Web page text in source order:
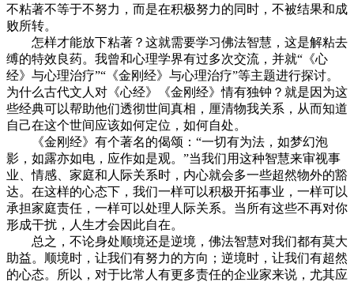
不粘著不等于不努力，而是在积极努力的同时，不被结果和成
败所转。
怎样才能放下粘著？这就需要学习佛法智慧，这是解粘去
缚的特效良药。我曾和心理学界有过多次交流，并就“《心
经》与心理治疗”“《金刚经》与心理治疗”等主题进行探讨。
为什么古代文人对《心经》《金刚经》情有独钟？就是因为这
些经典可以帮助他们透彻世间真相，厘清物我关系，从而知道
自己在这个世间应该如何定位，如何自处。
《金刚经》有个著名的偈颂：“一切有为法，如梦幻泡
影，如露亦如电，应作如是观。”当我们用这种智慧来审视事
业、情感、家庭和人际关系时，内心就会多一些超然物外的豁
达。在这样的心态下，我们一样可以积极开拓事业，一样可以
承担家庭责任，一样可以处理人际关系。当所有这些不再对你
形成干扰，人生才会因此自在。
总之，不论身处顺境还是逆境，佛法智慧对我们都有莫大
助益。顺境时，让我们有努力的方向；逆境时，让我们有超然
的心态。所以，对于比常人有更多责任的企业家来说，尤其应